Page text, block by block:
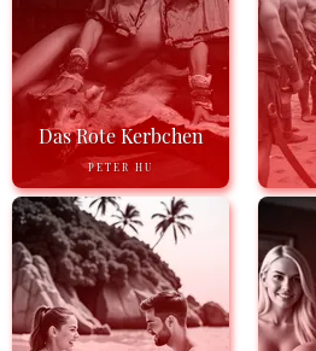
Das Rote Kerbchen
PETER HU